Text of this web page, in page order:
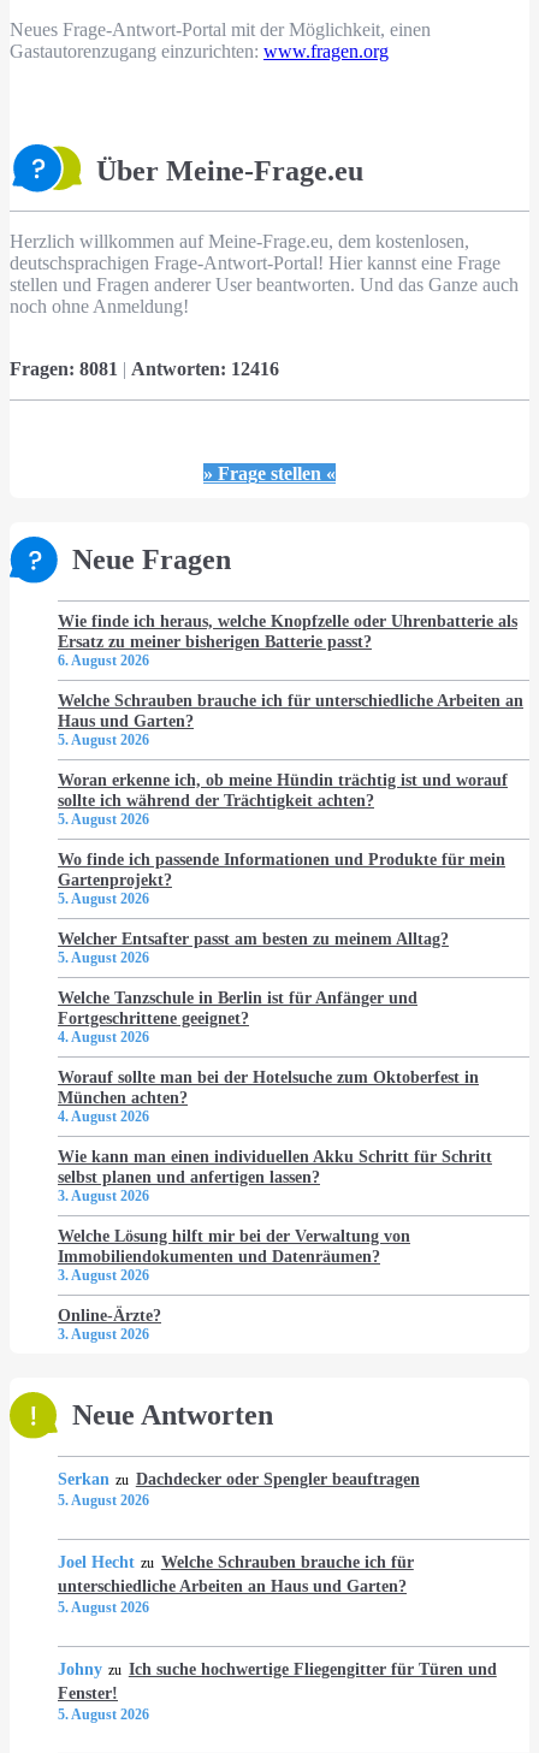
Neues Frage-Antwort-Portal mit der Möglichkeit, einen
Gastautorenzugang einzurichten: www.fragen.org
Über Meine-Frage.eu
Herzlich willkommen auf Meine-Frage.eu, dem kostenlosen,
deutschsprachigen Frage-Antwort-Portal! Hier kannst eine Frage
stellen und Fragen anderer User beantworten. Und das Ganze auch
noch ohne Anmeldung!
Fragen: 8081 | Antworten: 12416
» Frage stellen «
Neue Fragen
Wie finde ich heraus, welche Knopfzelle oder Uhrenbatterie als
Ersatz zu meiner bisherigen Batterie passt?
6. August 2026
Welche Schrauben brauche ich für unterschiedliche Arbeiten an
Haus und Garten?
5. August 2026
Woran erkenne ich, ob meine Hündin trächtig ist und worauf
sollte ich während der Trächtigkeit achten?
5. August 2026
Wo finde ich passende Informationen und Produkte für mein
Gartenprojekt?
5. August 2026
Welcher Entsafter passt am besten zu meinem Alltag?
5. August 2026
Welche Tanzschule in Berlin ist für Anfänger und
Fortgeschrittene geeignet?
4. August 2026
Worauf sollte man bei der Hotelsuche zum Oktoberfest in
München achten?
4. August 2026
Wie kann man einen individuellen Akku Schritt für Schritt
selbst planen und anfertigen lassen?
3. August 2026
Welche Lösung hilft mir bei der Verwaltung von
Immobiliendokumenten und Datenräumen?
3. August 2026
Online-Ärzte?
3. August 2026
Neue Antworten
Serkan zu Dachdecker oder Spengler beauftragen
5. August 2026
Joel Hecht zu Welche Schrauben brauche ich für
unterschiedliche Arbeiten an Haus und Garten?
5. August 2026
Johny zu Ich suche hochwertige Fliegengitter für Türen und
Fenster!
5. August 2026